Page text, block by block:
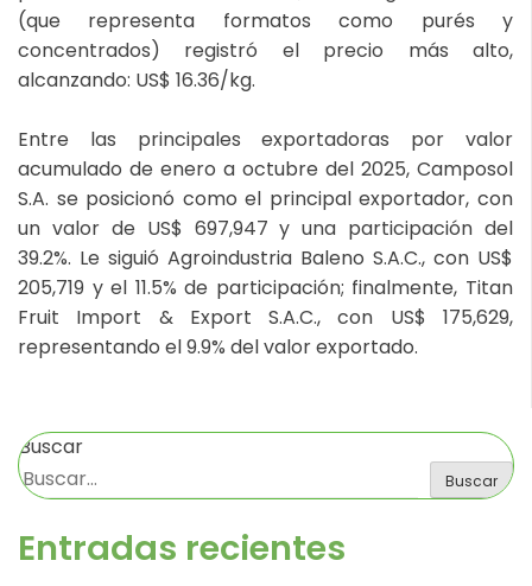
(que representa formatos como purés y
concentrados) registró el precio más alto,
alcanzando: US$ 16.36/kg.
Entre las principales exportadoras por valor
acumulado de enero a octubre del 2025, Camposol
S.A. se posicionó como el principal exportador, con
un valor de US$ 697,947 y una participación del
39.2%. Le siguió Agroindustria Baleno S.A.C., con US$
205,719 y el 11.5% de participación; finalmente, Titan
Fruit Import & Export S.A.C., con US$ 175,629,
representando el 9.9% del valor exportado.
Buscar
Buscar
Entradas recientes